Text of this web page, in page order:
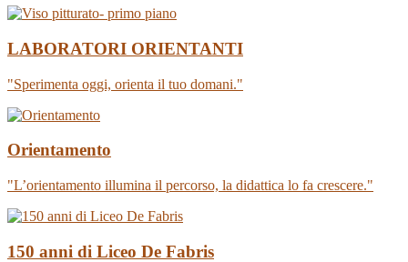
LABORATORI ORIENTANTI
"Sperimenta oggi, orienta il tuo domani."
Orientamento
"L’orientamento illumina il percorso, la didattica lo fa crescere."
150 anni di Liceo De Fabris